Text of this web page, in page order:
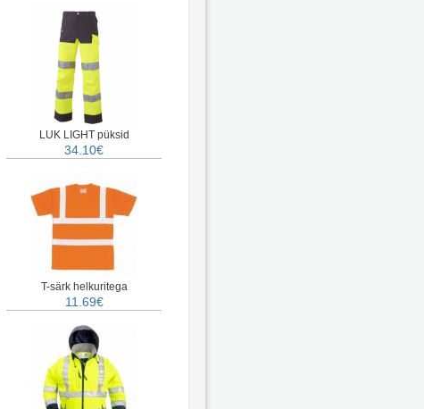
LUK LIGHT püksid
34.10€
T-särk helkuritega
11.69€